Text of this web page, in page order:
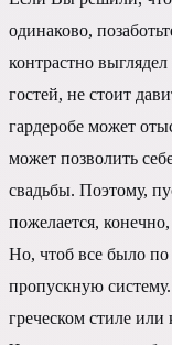
одинаково,
контрастно
гостей, не стоит
гардеробе может
может позволить
свадьбы. Поэтому,
пожелается,
Но, чтоб все было по
пропускную
греческом стиле или